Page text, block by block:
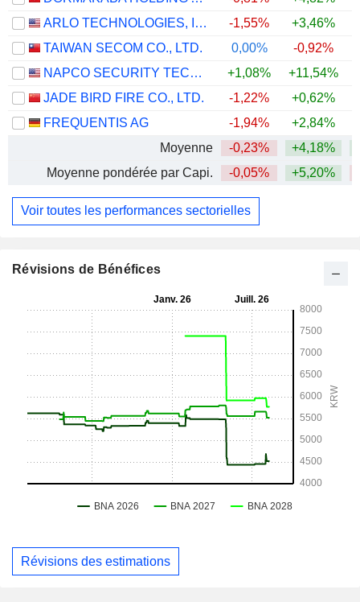
ARLO TECHNOLOGIES, INC.
-1,55% +3,46%
TAIWAN SECOM CO., LTD.
0,00% -0,92%
NAPCO SECURITY TECHNOLOGIES, INC.
+1,08% +11,54%
JADE BIRD FIRE CO., LTD.
-1,22% +0,62%
FREQUENTIS AG
-1,94% +2,84%
Moyenne
-0,23% +4,18%
Moyenne pondérée par Capi.
-0,05% +5,20%
Voir toutes les performances sectorielles
Révisions de Bénéfices
Révisions des estimations